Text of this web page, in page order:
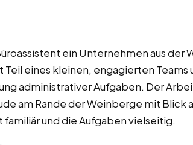
ein Unternehmen aus der
Teil eines kleinen, engagierten
administrativer Aufgaben. Der
am Rande der Weinberge mit Blick
und die Aufgaben vielseitig.